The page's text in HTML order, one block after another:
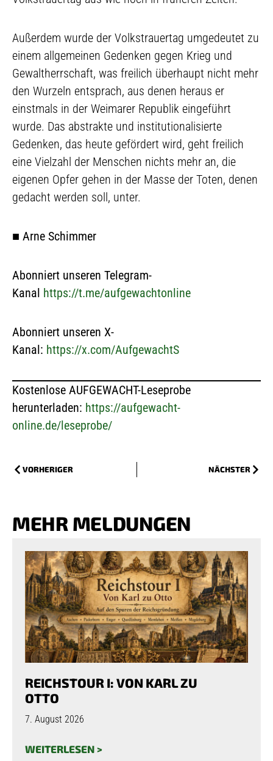
Außerdem wurde der Volkstrauertag umgedeutet zu
einem allgemeinen Gedenken gegen Krieg und
Gewaltherrschaft, was freilich überhaupt nicht mehr
den Wurzeln entsprach, aus denen heraus er
einstmals in der Weimarer Republik eingeführt
wurde. Das abstrakte und institutionalisierte
Gedenken, das heute gefördert wird, geht freilich
eine Vielzahl der Menschen nichts mehr an, die
eigenen Opfer gehen in der Masse der Toten, denen
gedacht werden soll, unter.
■ Arne Schimmer
Abonniert unseren Telegram-
Kanal https://t.me/aufgewachtonline
Abonniert unseren X-
Kanal: https://x.com/AufgewachtS
Kostenlose AUFGEWACHT-Leseprobe
herunterladen: https://aufgewacht-
online.de/leseprobe/
VORHERIGER NÄCHSTER
MEHR MELDUNGEN
REICHSTOUR I: VON KARL ZU
OTTO
7. August 2026
WEITERLESEN >